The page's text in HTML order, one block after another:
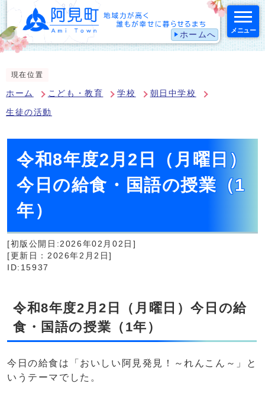
ホームへ メニュー
現在位置
ホーム こども・教育 学校 朝日中学校
生徒の活動
令和8年度2月2日（月曜日）
今日の給食・国語の授業（1
年）
[初版公開日:2026年02月02日]
[更新日：2026年2月2日]
ID:15937
令和8年度2月2日（月曜日）今日の給
食・国語の授業（1年）
今日の給食は「おいしい阿見発見！～れんこん～」と
いうテーマでした。